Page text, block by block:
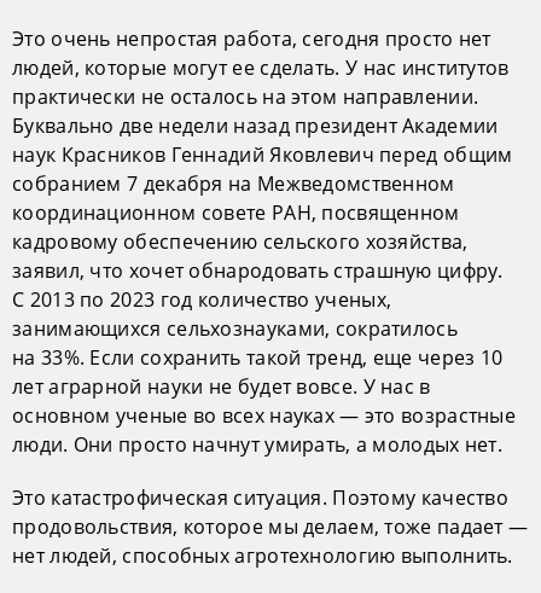
Это очень непростая работа, сегодня просто нет
людей, которые могут ее сделать. У нас институтов
практически не осталось на этом направлении.
Буквально две недели назад президент Академии
наук Красников Геннадий Яковлевич перед общим
собранием 7 декабря на Межведомственном
координационном совете РАН, посвященном
кадровому обеспечению сельского хозяйства,
заявил, что хочет обнародовать страшную цифру.
С 2013 по 2023 год количество ученых,
занимающихся сельхознауками, сократилось
на 33%. Если сохранить такой тренд, еще через 10
лет аграрной науки не будет вовсе. У нас в
основном ученые во всех науках — это возрастные
люди. Они просто начнут умирать, а молодых нет.
Это катастрофическая ситуация. Поэтому качество
продовольствия, которое мы делаем, тоже падает —
нет людей, способных агротехнологию выполнить.